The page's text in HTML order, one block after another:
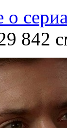
о
842